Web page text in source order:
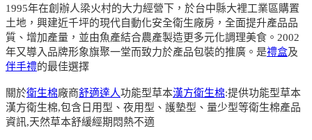
1995年在創辦人梁火村的大力經營下，於台中縣大裡工業區購置
土地，興建近千坪的現代自動化安全衛生廠房，全面提升產品品
質、增加產量，並由魚產結合農產製造更多元化調理美食。2002
年又導入品牌形象旗聚一堂而致力於產品包裝的推廣。是禮盒及
伴手禮的最佳選擇
關於衛生棉廠商舒適達人功能型草本漢方衛生棉:提供功能型草本
漢方衛生棉,包含日用型、夜用型、護墊型、量少型等衛生棉產品
資訊,天然草本舒緩經期悶熱不適